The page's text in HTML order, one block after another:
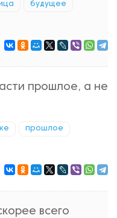
будущее
прошлое, а не
прошлое
всего